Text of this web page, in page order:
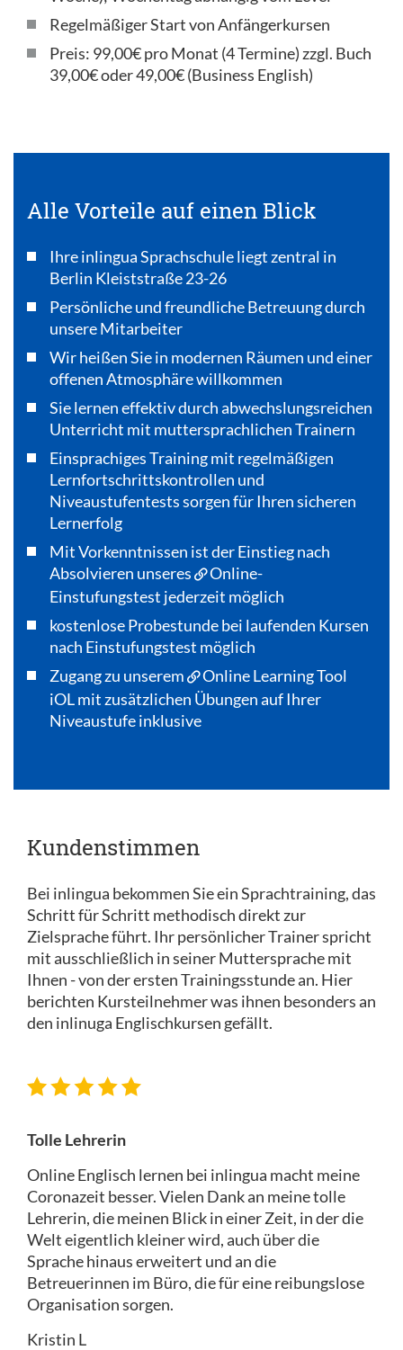
Regelmäßiger Start von Anfängerkursen
Preis: 99,00€ pro Monat (4 Termine) zzgl. Buch
39,00€ oder 49,00€ (Business English)
Alle Vorteile auf einen Blick
Ihre inlingua Sprachschule liegt zentral in
Berlin Kleiststraße 23-26
Persönliche und freundliche Betreuung durch
unsere Mitarbeiter
Wir heißen Sie in modernen Räumen und einer
offenen Atmosphäre willkommen
Sie lernen effektiv durch abwechslungsreichen
Unterricht mit muttersprachlichen Trainern
Einsprachiges Training mit regelmäßigen
Lernfortschrittskontrollen und
Niveaustufentests sorgen für Ihren sicheren
Lernerfolg
Mit Vorkenntnissen ist der Einstieg nach
Absolvieren unseres
Online-
Einstufungstest jederzeit möglich
kostenlose Probestunde bei laufenden Kursen
nach Einstufungstest möglich
Zugang zu unserem
Online Learning Tool
iOLmit zusätzlichen Übungen auf Ihrer
Niveaustufe inklusive
Kundenstimmen
Bei inlingua bekommen Sie ein Sprachtraining, das
Schritt für Schritt methodisch direkt zur
Zielsprache führt. Ihr persönlicher Trainer spricht
mit ausschließlich in seiner Muttersprache mit
Ihnen - von der ersten Trainingsstunde an. Hier
berichten Kursteilnehmer was ihnen besonders an
den inlinuga Englischkursen gefällt.
Tolle Lehrerin
Online Englisch lernen bei inlingua macht meine
Coronazeit besser. Vielen Dank an meine tolle
Lehrerin, die meinen Blick in einer Zeit, in der die
Welt eigentlich kleiner wird, auch über die
Sprache hinaus erweitert und an die
Betreuerinnen im Büro, die für eine reibungslose
Organisation sorgen.
Kristin L